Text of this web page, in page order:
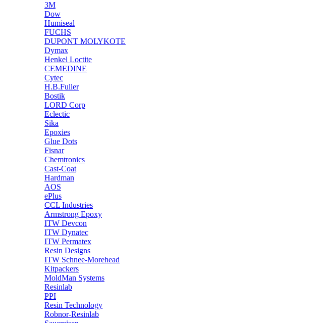
3M
Dow
Humiseal
FUCHS
DUPONT MOLYKOTE
Dymax
Henkel Loctite
CEMEDINE
Cytec
H.B.Fuller
Bostik
LORD Corp
Eclectic
Sika
Epoxies
Glue Dots
Fisnar
Chemtronics
Cast-Coat
Hardman
AOS
ePlus
CCL Industries
Armstrong Epoxy
ITW Devcon
ITW Dynatec
ITW Permatex
Resin Designs
ITW Schnee-Morehead
Kitpackers
MoldMan Systems
Resinlab
PPI
Resin Technology
Robnor-Resinlab